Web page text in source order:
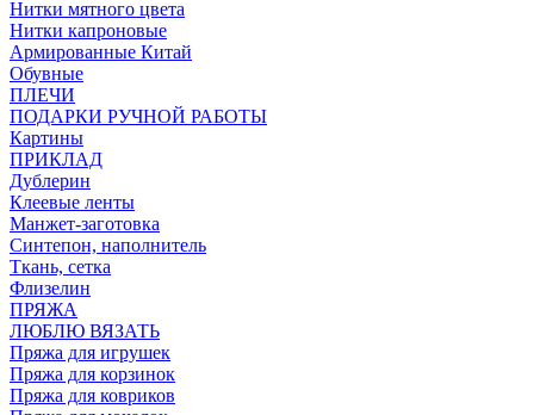
Нитки мятного цвета
Нитки капроновые
Армированные Китай
Обувные
ПЛЕЧИ
ПОДАРКИ РУЧНОЙ РАБОТЫ
Картины
ПРИКЛАД
Дублерин
Клеевые ленты
Манжет-заготовка
Синтепон, наполнитель
Ткань, сетка
Флизелин
ПРЯЖА
ЛЮБЛЮ ВЯЗАТЬ
Пряжа для игрушек
Пряжа для корзинок
Пряжа для ковриков